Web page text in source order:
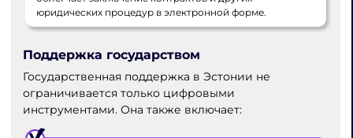
юридических процедур в электронной форме.
Поддержка государством
Государственная поддержка в Эстонии не
ограничивается только цифровыми
инструментами. Она также включает: